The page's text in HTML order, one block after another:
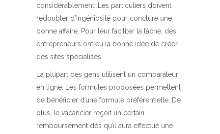
considérablement. Les particuliers doivent
redoubler d’ingéniosité pour conclure une
bonne affaire. Pour leur faciliter la tâche, des
entrepreneurs ont eu la bonne idée de créer
des sites spécialisés.
La plupart des gens utilisent un comparateur
en ligne. Les formules proposées permettent
de bénéficier d’une formule préférentielle. De
plus, le vacancier reçoit un certain
remboursement dès qu’il aura effectué une